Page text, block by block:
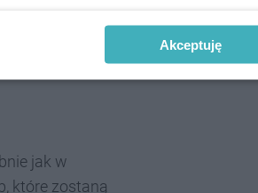
jak w
które zostaną
Akceptuję